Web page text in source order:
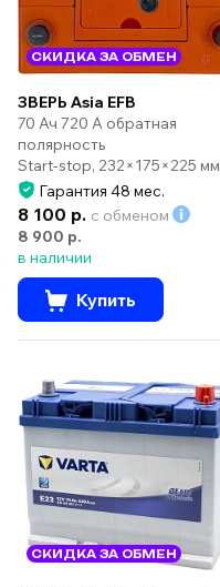
СКИДКА ЗА ОБМЕН
ЗВЕРЬ Asia EFB
70 Ач 720 А обратная
полярность
Start-stop, 232×175×225 мм
Гарантия 48 мес.
8 100 р. с обменом
8 900 р.
в наличии
Купить
СКИДКА ЗА ОБМЕН